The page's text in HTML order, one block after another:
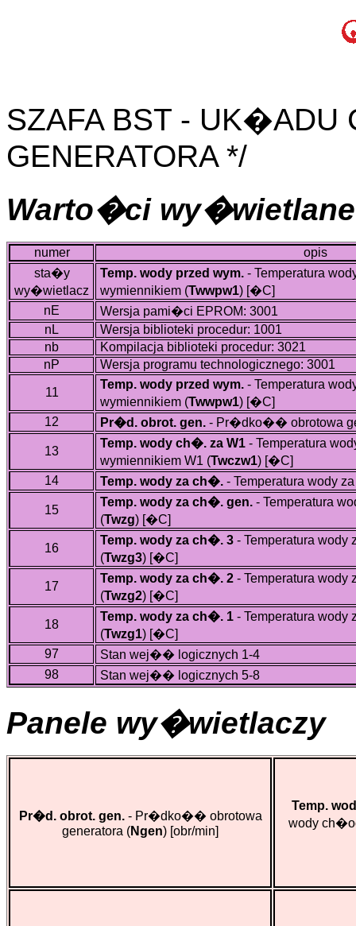
SZAFA BST - UK�ADU
GENERATORA */
Warto�ci wy�wietlane
numer
opis
sta�y
wy�wietlacz
Temp. wody przed wym.- Temperatura
wymiennikiem (Twwpw1)[�C]
nE
Wersja pami�ci EPROM: 3001
nL
Wersja biblioteki procedur: 1001
nb
Kompilacja biblioteki procedur: 3021
nP
Wersja programu technologicznego: 3001
11
Temp. wody przed wym.- Temperatura
wymiennikiem (Twwpw1)[�C]
12
Pr�d. obrot. gen.- Pr�dko�� obrotowa
13
Temp. wody ch�. za W1- Temperatura
wymiennikiem W1 (Twczw1)[�C]
14
Temp. wody za ch�.- Temperatura wody
15
Temp. wody za ch�. gen.- Temperatura
(Twzg)[�C]
16
Temp. wody za ch�. 3- Temperatura
(Twzg3)[�C]
17
Temp. wody za ch�. 2- Temperatura
(Twzg2)[�C]
18
Temp. wody za ch�. 1- Temperatura
(Twzg1)[�C]
97
Stan wej�� logicznych 1-4
98
Stan wej�� logicznych 5-8
Panele wy�wietlaczy
Pr�d. obrot. gen.- Pr�dko�� obrotowa
generatora (Ngen) [obr/min]
Temp.
wody